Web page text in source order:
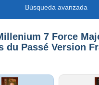
Búsqueda avanzada
7 Force
du Passé Version